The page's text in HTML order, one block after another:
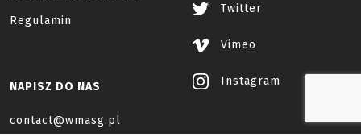
Regulamin
Twitter
Vimeo
Instagram
NAPISZ DO NAS
contact@wmasg.pl